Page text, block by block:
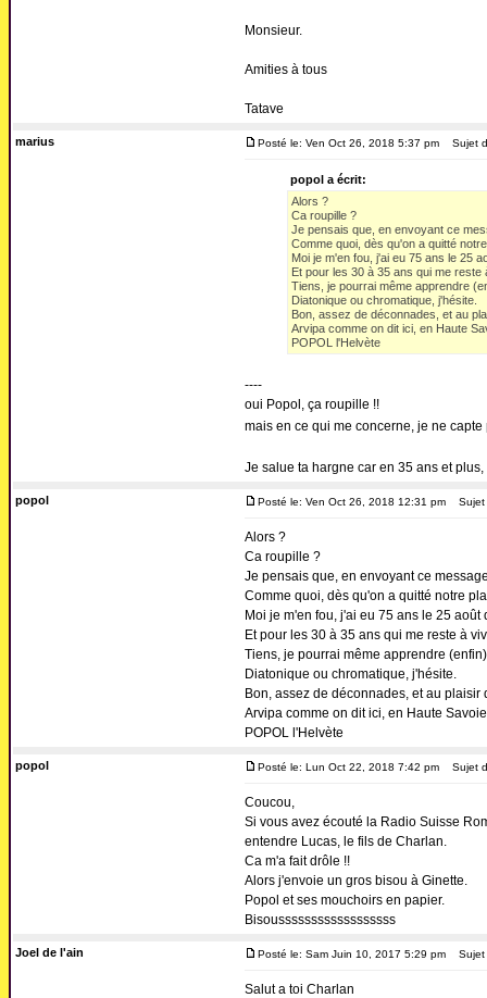
Monsieur.
Amities à tous
Tatave
marius Posté le: Ven Oct 26, 2018 5:37 pm Sujet
popol a écrit:
Alors ?
Ca roupille ?
Je pensais que, en envoyant ce
Comme quoi, dès qu'on a quitté
Moi je m'en fou, j'ai eu 75 ans le 25
Et pour les 30 à 35 ans qui me reste
Tiens, je pourrai même apprendre
Diatonique ou chromatique, j'hésite.
Bon, assez de déconnades, et au
Arvipa comme on dit ici, en Haute
POPOL l'Helvète
----
oui Popol, ça roupille !!
mais en ce qui me concerne, je ne
Je salue ta hargne car en 35 ans et
popol Posté le: Ven Oct 26, 2018 12:31 pm Sujet
Alors ?
Ca roupille ?
Je pensais que, en envoyant ce
Comme quoi, dès qu'on a quitté notre
Moi je m'en fou, j'ai eu 75 ans le 25 août
Et pour les 30 à 35 ans qui me reste à
Tiens, je pourrai même apprendre
Diatonique ou chromatique, j'hésite.
Bon, assez de déconnades, et au plaisir
Arvipa comme on dit ici, en Haute
POPOL l'Helvète
popol Posté le: Lun Oct 22, 2018 7:42 pm Sujet
Coucou,
Si vous avez écouté la Radio Suisse
entendre Lucas, le fils de Charlan.
Ca m'a fait drôle !!
Alors j'envoie un gros bisou à Ginette.
Popol et ses mouchoirs en papier.
Bisoussssssssssssssssss
Joel de l'ain Posté le: Sam Juin 10, 2017 5:29 pm Sujet
Salut a toi Charlan